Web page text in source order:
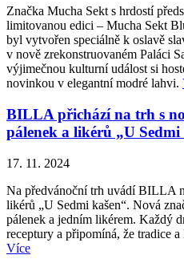
Značka Mucha Sekt s hrdostí
limitovanou edici – Mucha Sekt
byl vytvořen speciálně k oslavě
v nově zrekonstruovaném Paláci
výjimečnou kulturní událost si
novinkou v elegantní modré lahvi.
BILLA přichází na trh s
pálenek a likérů „U Sedmi
17. 11. 2024
Na předvánoční trh uvádí BILLA
likérů „U Sedmi kašen“. Nová
pálenek a jedním likérem. Každý
receptury a připomíná, že tradice
Více